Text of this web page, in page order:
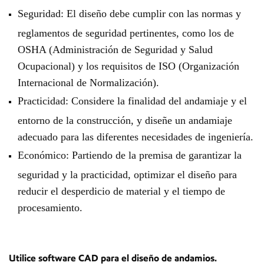
Seguridad: El diseño debe cumplir con las normas y
reglamentos de seguridad pertinentes, como los de
OSHA (Administración de Seguridad y Salud
Ocupacional) y los requisitos de ISO (Organización
Internacional de Normalización).
Practicidad: Considere la finalidad del andamiaje y el
entorno de la construcción, y diseñe un andamiaje
adecuado para las diferentes necesidades de ingeniería.
Económico: Partiendo de la premisa de garantizar la
seguridad y la practicidad, optimizar el diseño para
reducir el desperdicio de material y el tiempo de
procesamiento.
Utilice software CAD para el diseño de andamios.